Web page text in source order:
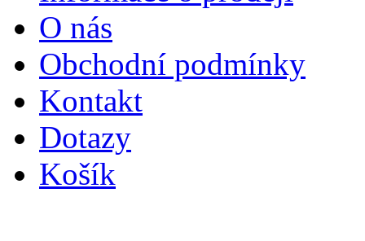
O nás
Obchodní podmínky
Kontakt
Dotazy
Košík